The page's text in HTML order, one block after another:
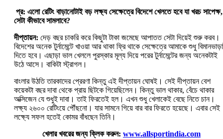
প্র: এলো রেটিং বাড়ানোটাই বড় লক্ষ্য সেক্ষেত্রে বিদেশে খেলতে হবে যা খরচ সাপেক্ষ,
সেটা কীভাবে সামলাবে?
দীপ্তায়ন: দেড় বছর চাকরি করে কিছুটা টাকা জমেছে আপাতত সেটা দিয়েই শুরু করব।
বিদেশের অনেক টুর্নামেন্টে খাওয়া আর থাকা ফ্রি থাকে সেক্ষেত্রে আমাকে শুধু
দিতে হবে। এছাড়া ভাল খেললে পুরস্কার মূল্য দিয়ে পরের টুর্নামেন্টের জন্য অনেকটাই
উঠে আসে। বাকিটা স্ট্রাগল।
বাংলার উঠতি তারকাদের প্রেরণা কিন্তু এই দীপ্তায়ন ঘোষই। সেই দীপ্তায়ন বেশ
কয়েকটা বছর দাবা থেকে প্রায় ছিটকে গিয়েছিলেন। কিন্তু ভাল থাকার, বেঁচে থাকার
অক্সিজেন যে শুধুই দাবা। তাই ফিরতেই হল। এখন শুধু খেলাকেই বেছে নিতে চান।
লক্ষ্য ২৬০০ রেটিংয়ে পৌঁছনো। যার সামনে গিয়ে বার বার ফিরতে হয়েছে। এবার সেই
লক্ষ্যে সফল হতেই কোমর বাঁধছেন তিনি।
খেলার খবরের জন্য ক্লিক করুন: www.allsportindia.com